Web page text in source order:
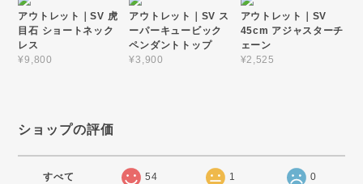
アウトレット｜SV 虎
目石 ショートネック
レス
¥9,800
アウトレット｜SV ス
ーパーキュービック
ペンダントトップ
¥3,900
アウトレット｜SV
45cm アジャスターチ
ェーン
¥2,525
ショップの評価
すべて 54 1 0